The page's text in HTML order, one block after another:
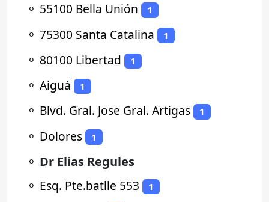
⚬ 55100 Bella Unión 1
⚬ 75300 Santa Catalina 1
⚬ 80100 Libertad 1
⚬ Aiguá 1
⚬ Blvd. Gral. Jose Gral. Artigas 1
⚬ Dolores 1
⚬ Dr Elias Regules
⚬ Esq. Pte.batlle 553 1